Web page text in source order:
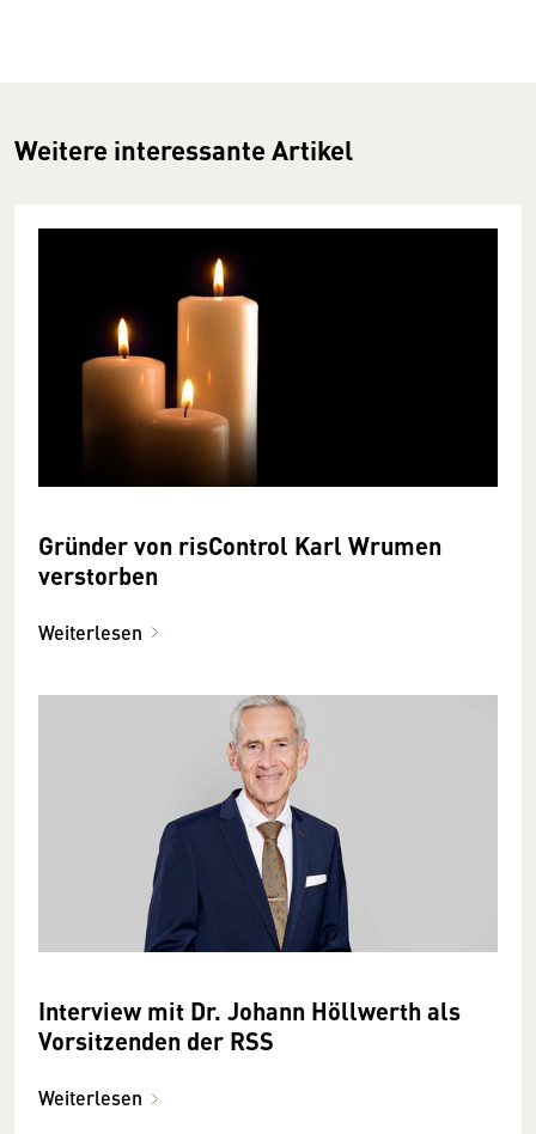
Weitere interessante Artikel
Gründer von risControl Karl Wrumen
verstorben
Weiterlesen
Interview mit Dr. Johann Höllwerth als
Vorsitzenden der RSS
Weiterlesen